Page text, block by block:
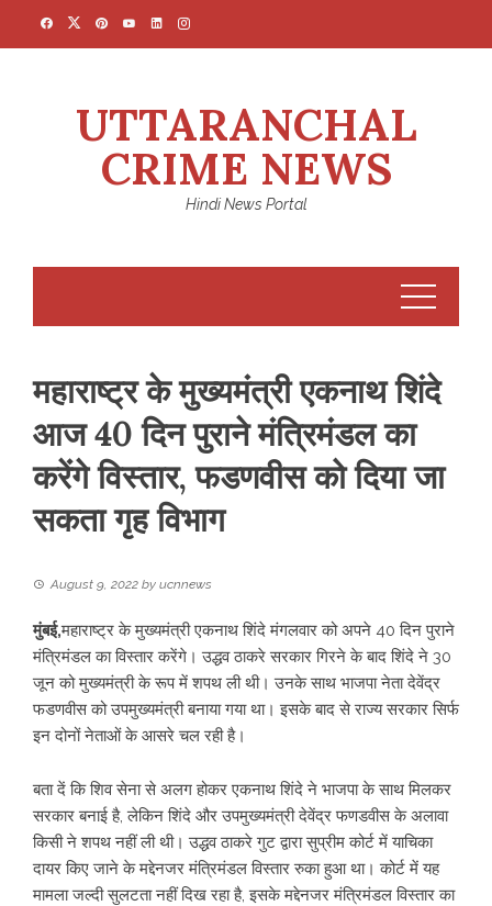
UTTARANCHAL
CRIME NEWS
Hindi News Portal
महाराष्ट्र के मुख्यमंत्री एकनाथ शिंदे
आज 40 दिन पुराने मंत्रिमंडल का
करेंगे विस्तार, फडणवीस को दिया जा
सकता गृह विभाग
August 9, 2022 by ucnnews
मुंबई,महाराष्ट्र के मुख्यमंत्री एकनाथ शिंदे मंगलवार को अपने 40 दिन पुराने
मंत्रिमंडल का विस्तार करेंगे। उद्धव ठाकरे सरकार गिरने के बाद शिंदे ने 30
जून को मुख्यमंत्री के रूप में शपथ ली थी। उनके साथ भाजपा नेता देवेंद्र
फडणवीस को उपमुख्यमंत्री बनाया गया था। इसके बाद से राज्य सरकार सिर्फ
इन दोनों नेताओं के आसरे चल रही है।
बता दें कि शिव सेना से अलग होकर एकनाथ शिंदे ने भाजपा के साथ मिलकर
सरकार बनाई है, लेकिन शिंदे और उपमुख्यमंत्री देवेंद्र फणडवीस के अलावा
किसी ने शपथ नहीं ली थी। उद्धव ठाकरे गुट द्वारा सुप्रीम कोर्ट में याचिका
दायर किए जाने के मद्देनजर मंत्रिमंडल विस्तार रुका हुआ था। कोर्ट में यह
मामला जल्दी सुलटता नहीं दिख रहा है, इसके मद्देनजर मंत्रिमंडल विस्तार का